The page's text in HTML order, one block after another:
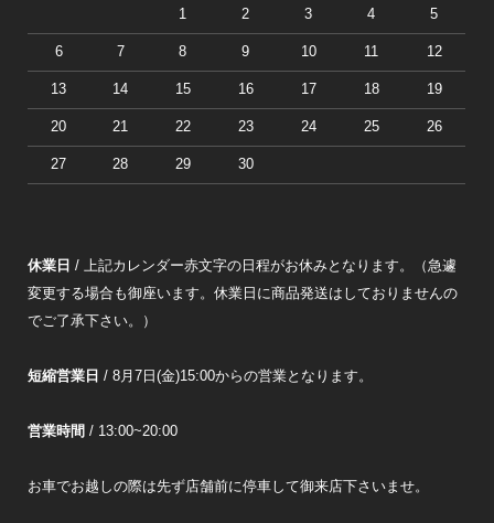
1 2 3 4 5
6 7 8 9 10 11 12
13 14 15 16 17 18 19
20 21 22 23 24 25 26
27 28 29 30
休業日 / 上記カレンダー赤文字の日程がお休みとなります。（急遽
変更する場合も御座います。休業日に商品発送はしておりませんの
でご了承下さい。）
短縮営業日 / 8月7日(金)15:00からの営業となります。
営業時間 / 13:00~20:00
お車でお越しの際は先ず店舗前に停車して御来店下さいませ。